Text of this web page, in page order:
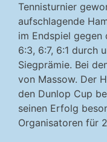
Tennisturnier
aufschlagende
im Endspiel gegen
6:3, 6:7, 6:1 durch
Siegprämie. Bei
von Massow. Der
den Dunlop Cup
seinen Erfolg
Organisatoren für